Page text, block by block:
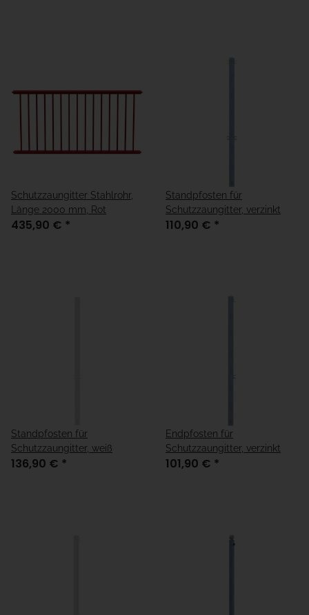
Schutzzaungitter Stahlrohr,
Länge 2000 mm, Rot
435,90 € *
Standpfosten für
Schutzzaungitter, verzinkt
110,90 € *
Standpfosten für
Schutzzaungitter, weiß
136,90 € *
Endpfosten für
Schutzzaungitter, verzinkt
101,90 € *